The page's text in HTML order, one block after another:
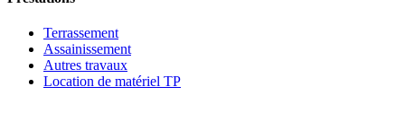
Terrassement
Assainissement
Autres travaux
Location de matériel TP